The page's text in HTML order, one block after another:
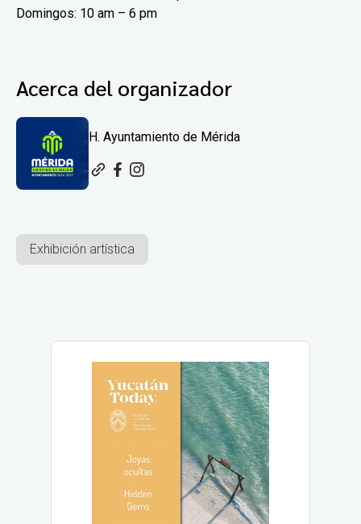
Domingos: 10 am – 6 pm
Acerca del organizador
H. Ayuntamiento de Mérida
Exhibición artística